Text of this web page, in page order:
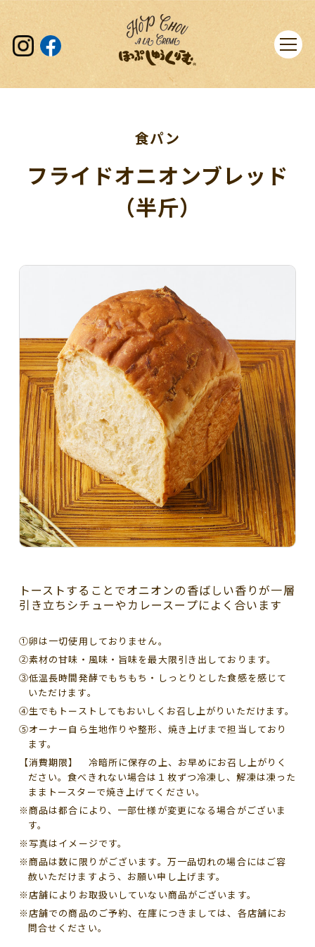
食パン
フライドオニオンブレッド
（半斤）
トーストすることでオニオンの香ばしい香りが一層
引き立ちシチューやカレースープによく合います
①卵は一切使用しておりません。
②素材の甘味・風味・旨味を最大限引き出しております。
③低温長時間発酵でもちもち・しっとりとした食感を感じて
いただけます。
④生でもトーストしてもおいしくお召し上がりいただけます。
⑤オーナー自ら生地作りや整形、焼き上げまで担当しており
ます。
【消費期限】 冷暗所に保存の上、お早めにお召し上がりく
ださい。食べきれない場合は１枚ずつ冷凍し、解凍は凍った
ままトースターで焼き上げてください。
※商品は都合により、一部仕様が変更になる場合がございま
す。
※写真はイメージです。
※商品は数に限りがございます。万一品切れの場合にはご容
赦いただけますよう、お願い申し上げます。
※店舗によりお取扱いしていない商品がございます。
※店舗での商品のご予約、在庫につきましては、各店舗にお
問合せください。